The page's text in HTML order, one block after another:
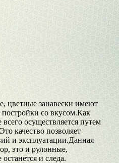
цветные занавески имеют
со вкусом.Как
осуществляется путем
качество позволяет
и эксплуатации.Данная
это и рулонные,
и следа.